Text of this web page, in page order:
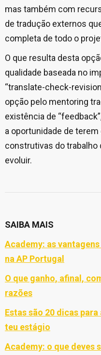
mas também com
de tradução externos
completa de todo o
O que resulta desta
qualidade baseada no
“translate-check-
opção pelo mentoring
existência de
a oportunidade de
construtivas do trabalho
evoluir.
SAIBA MAIS
Academy: as
na AP Portugal
O que ganho, afinal,
razões
Estas são 20 dicas
teu estágio
Academy: o que deves